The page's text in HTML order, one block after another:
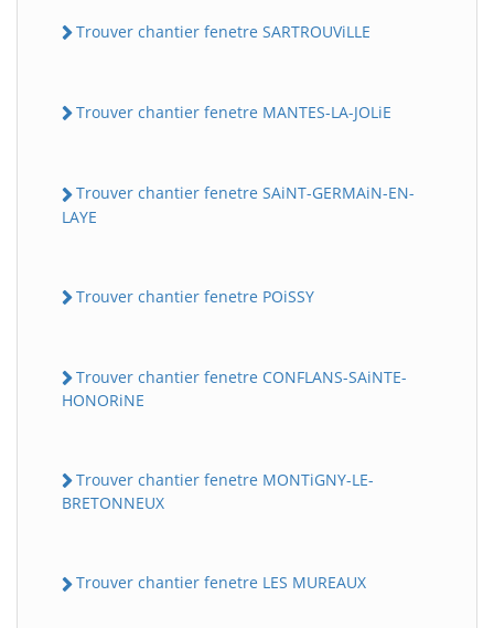
Trouver chantier fenetre SARTROUViLLE
Trouver chantier fenetre MANTES-LA-JOLiE
Trouver chantier fenetre SAiNT-GERMAiN-EN-
LAYE
Trouver chantier fenetre POiSSY
Trouver chantier fenetre CONFLANS-SAiNTE-
HONORiNE
Trouver chantier fenetre MONTiGNY-LE-
BRETONNEUX
Trouver chantier fenetre LES MUREAUX